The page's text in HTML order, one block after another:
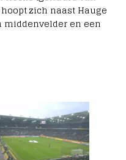
zich naast Hauge
middenvelder en een